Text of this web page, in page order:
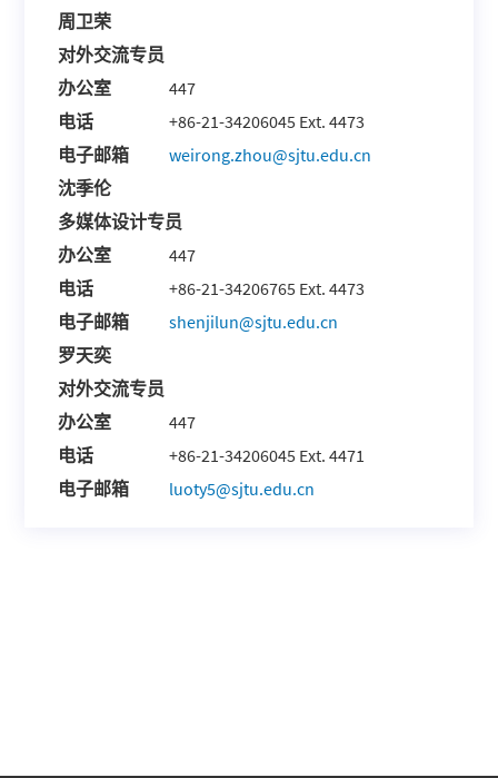
周卫荣
对外交流专员
办公室
447
电话
+86-21-34206045 Ext. 4473
电子邮箱
weirong.zhou@sjtu.edu.cn
沈季伦
多媒体设计专员
办公室
447
电话
+86-21-34206765 Ext. 4473
电子邮箱
shenjilun@sjtu.edu.cn
罗天奕
对外交流专员
办公室
447
电话
+86-21-34206045 Ext. 4471
电子邮箱
luoty5@sjtu.edu.cn